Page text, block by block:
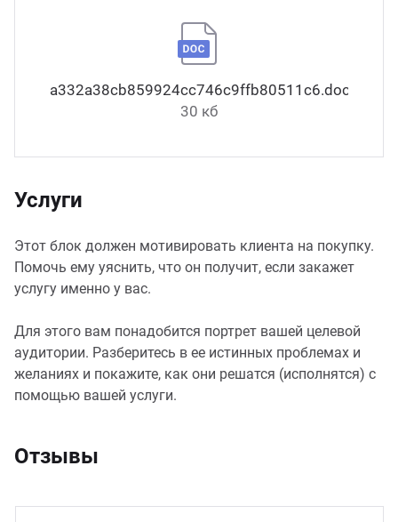
a332a38cb859924cc746c9ffb80511c6.docx
30 кб
Услуги
Этот блок должен мотивировать клиента на покупку.
Помочь ему уяснить, что он получит, если закажет
услугу именно у вас.
Для этого вам понадобится портрет вашей целевой
аудитории. Разберитесь в ее истинных проблемах и
желаниях и покажите, как они решатся (исполнятся) с
помощью вашей услуги.
Отзывы